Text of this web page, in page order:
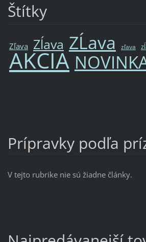
Štítky
Zľava Zĺava ZĹava zľava
AKCIA
Prípravky podľa
V tejto rubrike nie sú žiadne články.